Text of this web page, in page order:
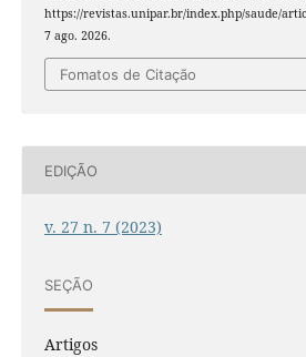
https://revistas.unipar.br/index.php/saude/
7 ago. 2026.
Fomatos de Citação
EDIÇÃO
v. 27 n. 7 (2023)
SEÇÃO
Artigos